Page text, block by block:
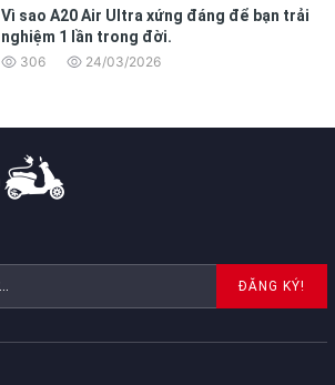
Vì sao A20 Air Ultra xứng đáng để bạn trải
nghiệm 1 lần trong đời.
306 24/03/2026
ĐĂNG KÝ!